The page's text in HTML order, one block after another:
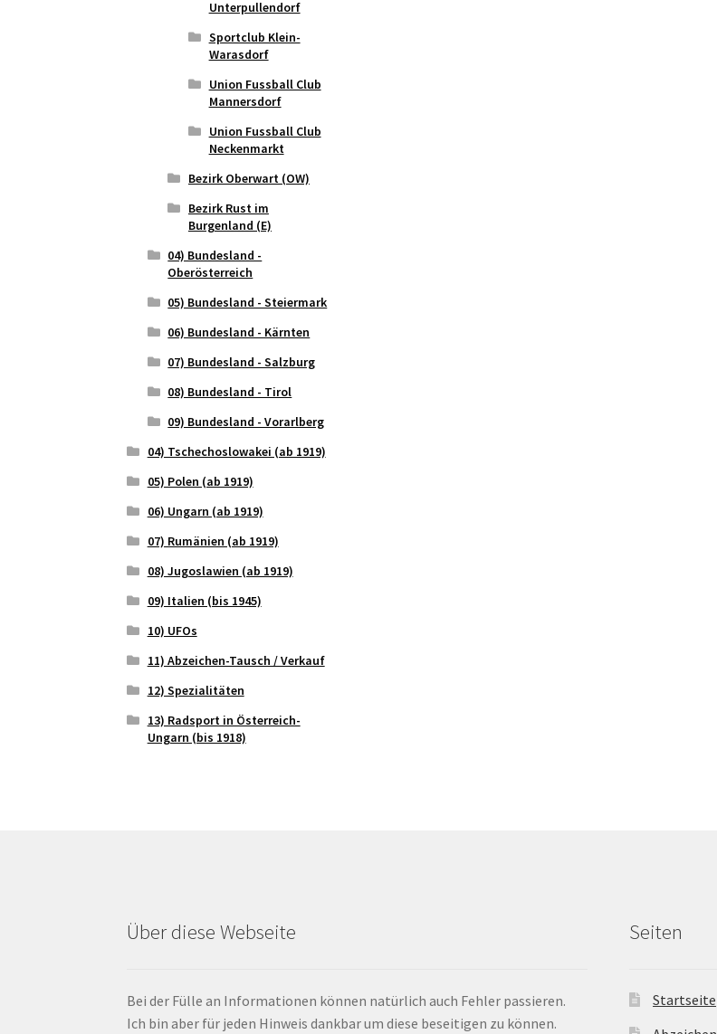
Unterpullendorf
Sportclub Klein-
Warasdorf
Union Fussball Club
Mannersdorf
Union Fussball Club
Neckenmarkt
Bezirk Oberwart (OW)
Bezirk Rust im
Burgenland (E)
04) Bundesland -
Oberösterreich
05) Bundesland - Steiermark
06) Bundesland - Kärnten
07) Bundesland - Salzburg
08) Bundesland - Tirol
09) Bundesland - Vorarlberg
04) Tschechoslowakei (ab 1919)
05) Polen (ab 1919)
06) Ungarn (ab 1919)
07) Rumänien (ab 1919)
08) Jugoslawien (ab 1919)
09) Italien (bis 1945)
10) UFOs
11) Abzeichen-Tausch / Verkauf
12) Spezialitäten
13) Radsport in Österreich-
Ungarn (bis 1918)
Über diese Webseite
Bei der Fülle an Informationen können natürlich auch Fehler passieren.
Ich bin aber für jeden Hinweis dankbar um diese beseitigen zu können.
Seiten
Startseite